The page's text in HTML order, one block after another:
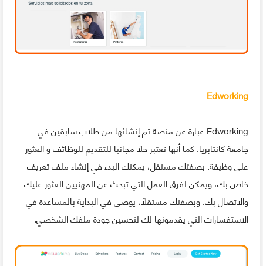
Edworking
Edworking عبارة عن منصة تم إنشائها من طلاب سابقين في
جامعة كانتابريا. كما أنها تعتبر حلاً مجانيًا للتقديم للوظائف و العثور
على وظيفة. بصفتك مستقل، يمكنك البدء في إنشاء ملف تعريف
خاص بك، ويمكن لفرق العمل التي تبحث عن المهنيين العثور عليك
والاتصال بك. وبصفتك مستقلاً، يوصى في البداية بالمساعدة في
الاستفسارات التي يقدمونها لك لتحسين جودة ملفك الشخصي.